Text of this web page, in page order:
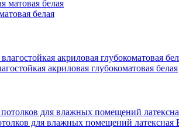
белая
акриловая глубокоматовая белая
для влажных помещений латексная